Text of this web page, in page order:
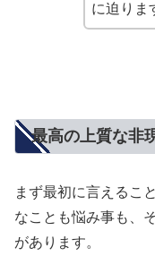
に迫りま
最高の上質な非
まず最初に言えるこ
なことも悩み事も、
があります。